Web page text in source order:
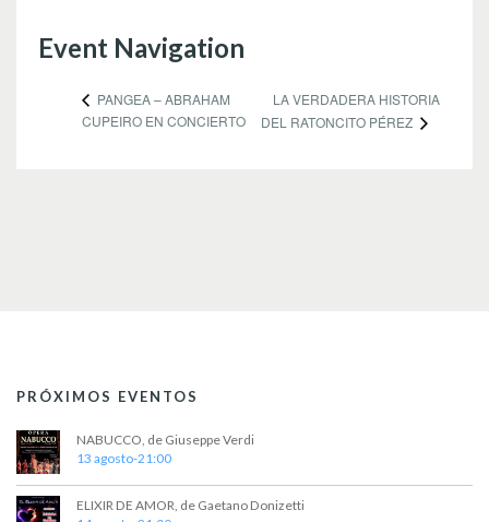
Event Navigation
PANGEA – ABRAHAM
CUPEIRO EN CONCIERTO
LA VERDADERA HISTORIA
DEL RATONCITO PÉREZ
PRÓXIMOS EVENTOS
NABUCCO, de Giuseppe Verdi
13 agosto-21:00
ELIXIR DE AMOR, de Gaetano Donizetti